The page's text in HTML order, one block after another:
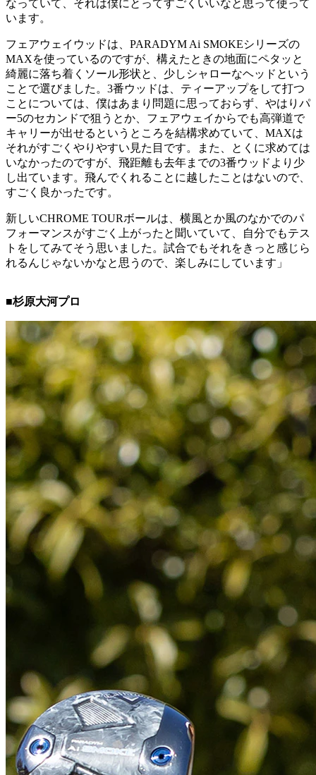
なっていて、それは僕にとってすごくいいなと思って使って
います。
フェアウェイウッドは、PARADYM Ai SMOKEシリーズの
MAXを使っているのですが、構えたときの地面にペタッと
綺麗に落ち着くソール形状と、少しシャローなヘッドという
ことで選びました。3番ウッドは、ティーアップをして打つ
ことについては、僕はあまり問題に思っておらず、やはりパ
ー5のセカンドで狙うとか、フェアウェイからでも高弾道で
キャリーが出せるというところを結構求めていて、MAXは
それがすごくやりやすい見た目です。また、とくに求めては
いなかったのですが、飛距離も去年までの3番ウッドより少
し出ています。飛んでくれることに越したことはないので、
すごく良かったです。
新しいCHROME TOURボールは、横風とか風のなかでのパ
フォーマンスがすごく上がったと聞いていて、自分でもテス
トをしてみてそう思いました。試合でもそれをきっと感じら
れるんじゃないかなと思うので、楽しみにしています」
■杉原大河プロ